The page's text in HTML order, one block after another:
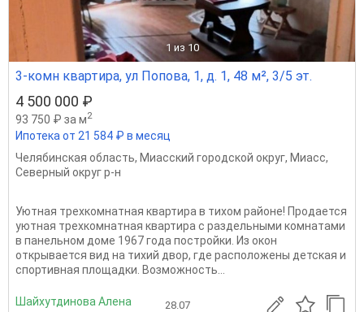
1 из 10
3-комн квартира, ул Попова, 1, д. 1, 48 м², 3/5 эт.
4 500 000 ₽
93 750 ₽ за м2
Ипотека от 21 584 ₽ в месяц
Челябинская область, Миасский городской округ, Миасс,
Северный округ р-н
Уютная трехкомнатная квартира в тихом районе! Продается
уютная трехкомнатная квартира с раздельными комнатами
в панельном доме 1967 года постройки. Из окон
открывается вид на тихий двор, где расположены детская и
спортивная площадки. Возможность...
Шайхутдинова Алена 28.07